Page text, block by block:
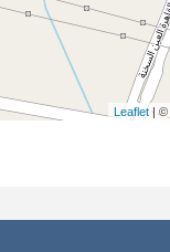
Leaflet| ©